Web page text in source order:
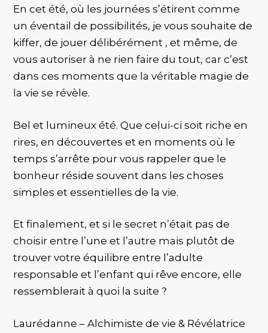
En cet été, où les journées s’étirent comme
un éventail de possibilités, je vous souhaite de
kiffer, de jouer délibérément , et même, de
vous autoriser à ne rien faire du tout, car c’est
dans ces moments que la véritable magie de
la vie se révèle.
Bel et lumineux été. Que celui-ci soit riche en
rires, en découvertes et en moments où le
temps s’arrête pour vous rappeler que le
bonheur réside souvent dans les choses
simples et essentielles de la vie.
Et finalement, et si le secret n’était pas de
choisir entre l’une et l’autre mais plutôt de
trouver votre équilibre entre l’adulte
responsable et l’enfant qui rêve encore, elle
ressemblerait à quoi la suite ?
Laurédanne – Alchimiste de vie & Révélatrice